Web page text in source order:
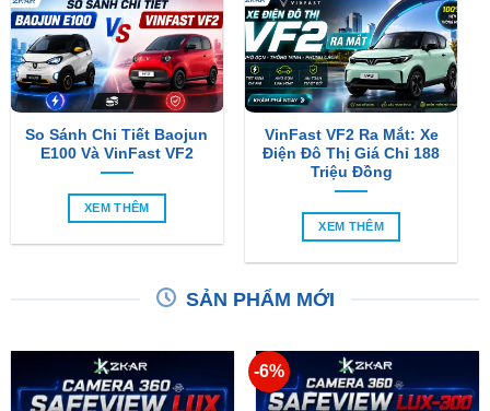
So Sánh Chi Tiết Baojun
E100 Và VinFast VF2
XEM THÊM
VinFast VF2 Ra Mắt: Xe
Điện Đô Thị Giá Chỉ 188
Triệu Đồng
XEM THÊM
SẢN PHẨM MỚI
-6%